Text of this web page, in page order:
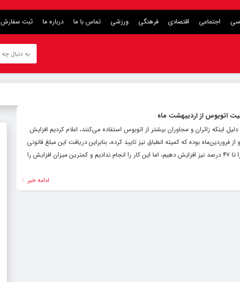
اجتماعی اقتصادی فرهنگی ورزشی تماس با ما درباره ما ثبت سفارش
اتوبوس از اردیبهشت ماه
اینکه زائران و ‌مجاوران بیشتر از اتوبوس استفاده می‌کنند، اعلام کردیم افزایش
بوده که کمیته انطباق نیز تایید کرده، بنابراین دریافت این مبلغ قانونی
است.نرخ تورم ۴۷ درصد است و ما مجاز بودیم بهای این خدمات را تا ۴۷ درصد نیز افزایش دهیم، اما این کار را انجام ندادیم و کمترین میزان افزایش را
ادامه خبر